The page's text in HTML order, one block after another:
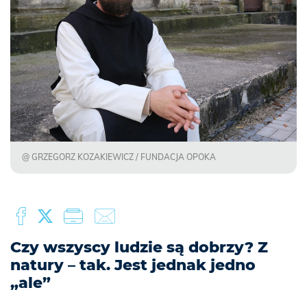
@ GRZEGORZ KOZAKIEWICZ / FUNDACJA OPOKA
Czy wszyscy ludzie są dobrzy? Z
natury – tak. Jest jednak jedno
„ale”